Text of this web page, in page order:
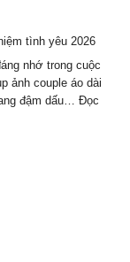
Chí
Minh
–
Trend
tình yêu 2026
nhớ trong cuộc
ảnh couple áo dài
đậm dấu… Đọc